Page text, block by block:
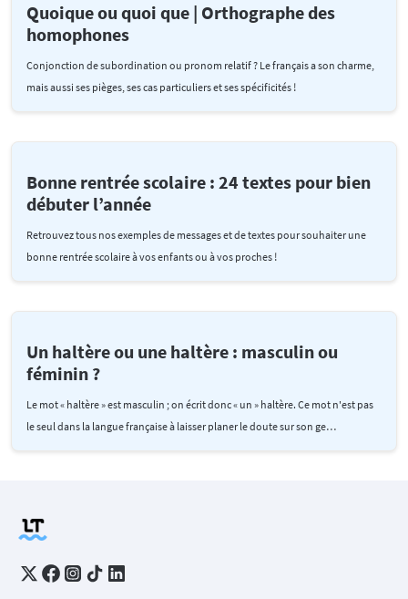
Quoique ou quoi que | Orthographe des
homophones
Conjonction de subordination ou pronom relatif ? Le français a son charme,
mais aussi ses pièges, ses cas particuliers et ses spécificités !
Bonne rentrée scolaire : 24 textes pour bien
débuter l’année
Retrouvez tous nos exemples de messages et de textes pour souhaiter une
bonne rentrée scolaire à vos enfants ou à vos proches !
Un haltère ou une haltère : masculin ou
féminin ?
Le mot « haltère » est masculin ; on écrit donc « un » haltère. Ce mot n'est pas
le seul dans la langue française à laisser planer le doute sur son ge…